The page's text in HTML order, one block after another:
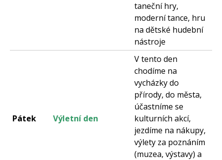
taneční hry,
moderní tance, hru
na dětské hudební
nástroje
Pátek Výletní den
V tento den
chodíme na
vycházky do
přírody, do města,
účastníme se
kulturních akcí,
jezdíme na nákupy,
výlety za poznáním
(muzea, výstavy) a